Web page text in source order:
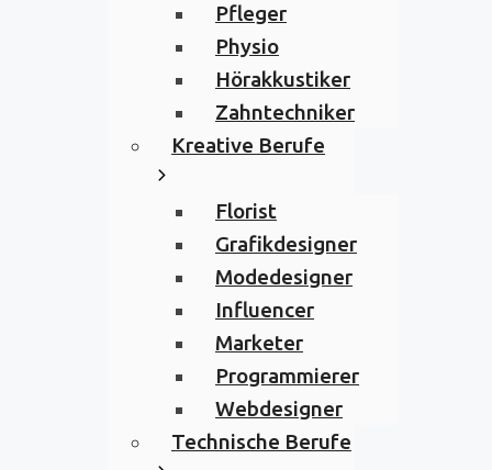
Pfleger
Physio
Hörakkustiker
Zahntechniker
Kreative Berufe
Florist
Grafikdesigner
Modedesigner
Influencer
Marketer
Programmierer
Webdesigner
Technische Berufe